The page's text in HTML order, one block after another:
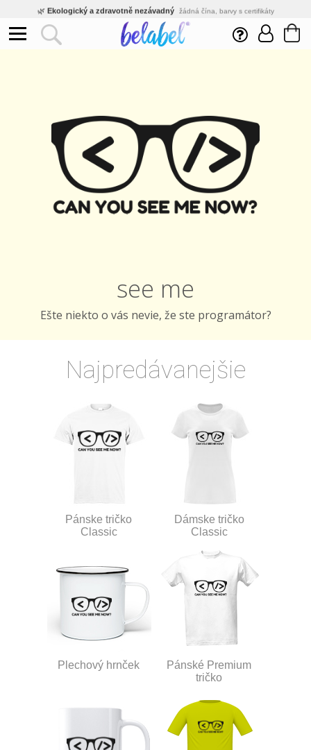
🌿 Ekologický a zdravotně nezávadný žádná čína, barvy s certifikáty
Inovativní výroba vlastní vývoj, nejnovější technologie
Rychlé dodání expedujeme do 24h
see me
Ešte niekto o vás nevie, že ste programátor?
Najpredávanejšie
Pánske tričko
Classic
Dámske tričko
Classic
Plechový hrnček
Pánské Premium
tričko